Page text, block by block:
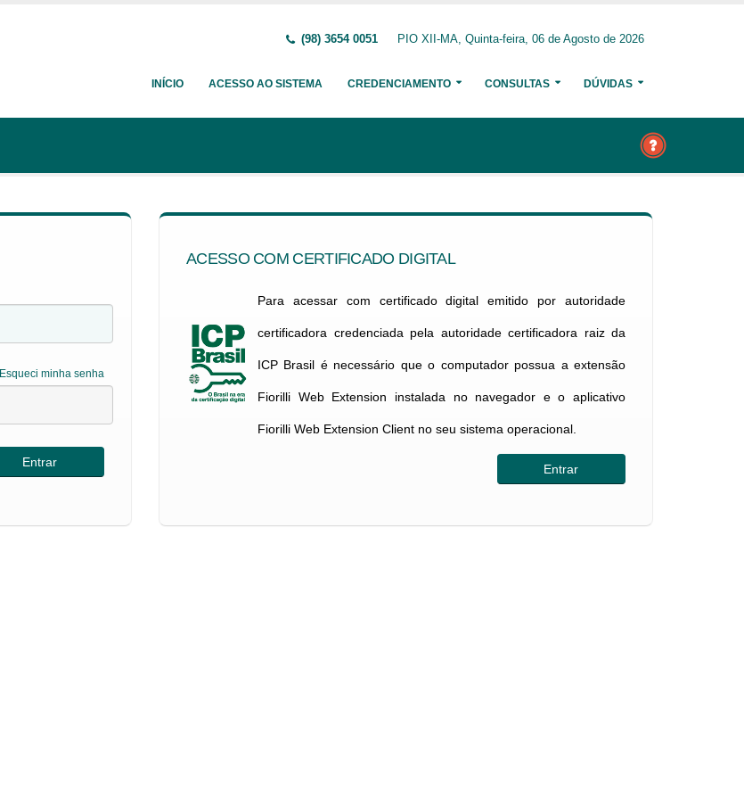
(98) 3654 0051 PIO XII-MA, Quinta-feira, 06 de Agosto de 2026
INÍCIO ACESSO AO SISTEMA CREDENCIAMENTO CONSULTAS DÚVIDAS
Esqueci minha senha
ACESSO COM CERTIFICADO DIGITAL
Para acessar com certificado digital emitido por autoridade
certificadora credenciada pela autoridade certificadora raiz da
ICP Brasil é necessário que o computador possua a extensão
Fiorilli Web Extension instalada no navegador e o aplicativo
Fiorilli Web Extension Client no seu sistema operacional.